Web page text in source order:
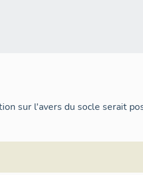
sur l'avers du socle serait